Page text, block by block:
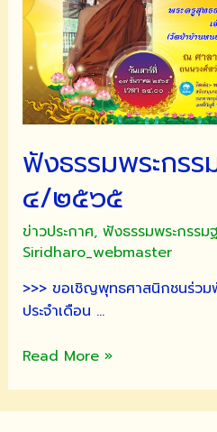
ฟังธรรมพระกร
๔/๒๕๖๕
ข่าวประกาศ, ฟังธรรมพระกรรม
Siridharo_webmaster
>>> ขอเชิญพุทธศาสนิกชนร่วม
ประจำเดือน …
ฟัง
Read More »